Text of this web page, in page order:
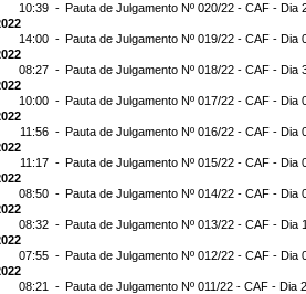
10:39 - Pauta de Julgamento Nº 020/22 - CAF - Dia
14:00 - Pauta de Julgamento Nº 019/22 - CAF - Dia
08:27 - Pauta de Julgamento Nº 018/22 - CAF - Dia
10:00 - Pauta de Julgamento Nº 017/22 - CAF - Dia
11:56 - Pauta de Julgamento Nº 016/22 - CAF - Dia
11:17 - Pauta de Julgamento Nº 015/22 - CAF - Dia
08:50 - Pauta de Julgamento Nº 014/22 - CAF - Dia
08:32 - Pauta de Julgamento Nº 013/22 - CAF - Dia
07:55 - Pauta de Julgamento Nº 012/22 - CAF - Dia
08:21 - Pauta de Julgamento Nº 011/22 - CAF - Dia